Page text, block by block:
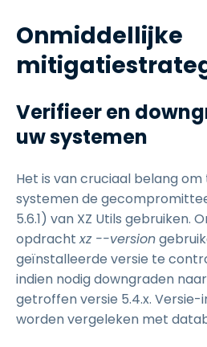
Onmiddellijke
Verifieer en
uw systemen
Het is van cruciaal belang
systemen de
5.6.1) van XZ Utils gebruiken.
opdrachtxz --version
geïnstalleerde versie te
indien nodig downgraden
getroffen versie 5.4.x.
worden vergeleken met